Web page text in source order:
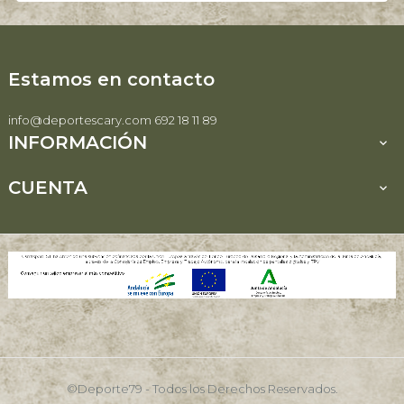
Estamos en contacto
info@deportescary.com 692 18 11 89
INFORMACIÓN 
CUENTA 
©Deporte79 - Todos los Derechos Reservados.